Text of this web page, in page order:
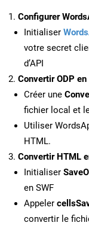
Configurer
Initialiser
votre secret
d’API
Convertir ODP
Créer une
fichier local et
Utiliser
HTML.
Convertir HTML
Initialiser
en SWF
Appeler
convertir le